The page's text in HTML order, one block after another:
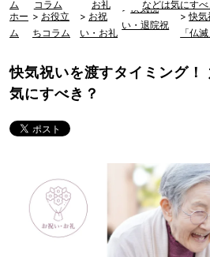
ム
コラム
お礼
などは気にすべ
ホー
ム
> お役立
ちコラム
> お祝
い・お礼
> 快気祝
い・退院祝
>快気
「仏
快気祝いを渡すタイミング！
気にすべき？